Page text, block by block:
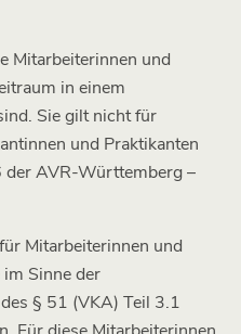
Mitarbeiterinnen und
in einem
Sie gilt nicht für
und Praktikanten
der AVR-Württemberg –
Mitarbeiterinnen und
Sinne der
§ 51 (VKA) Teil 3.1